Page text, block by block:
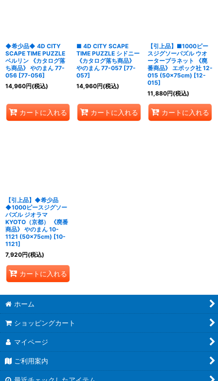
◆希少品◆ 4D CITY
SCAPE TIME PUZZLE
ベルリン 《カタログ落
ち商品》 やのまん 77-
056 [77-056]
14,960円(税込)
カートに入れる
■ 4D CITY SCAPE
TIME PUZZLE シドニー
《カタログ落ち商品》
やのまん 77-057 [77-
057]
14,960円(税込)
カートに入れる
【引上品】■1000ピー
スジグソーパズル ウオ
ータープラネット 《廃
番商品》 エポック社 12-
015 (50×75cm) [12-
015]
11,880円(税込)
カートに入れる
【引上品】◆希少品
◆1000ピースジグソー
パズル ジオラマ
KYOTO（京都） 《廃番
商品》 やのまん 10-
1121 (50×75cm) [10-
1121]
7,920円(税込)
カートに入れる
ホーム
ショッピングカート
マイページ
ご利用案内